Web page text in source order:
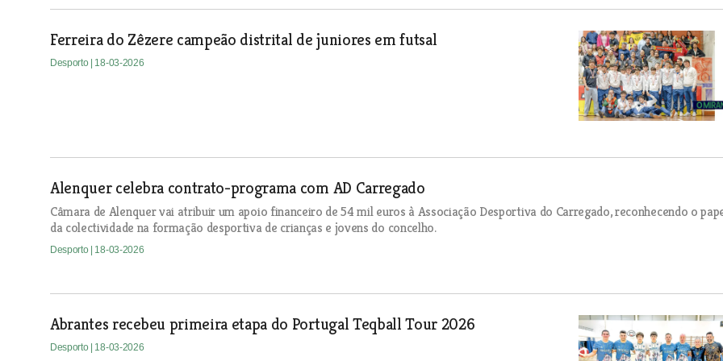
Ferreira do Zêzere campeão distrital de juniores em futsal
Desporto | 18-03-2026
Alenquer celebra contrato-programa com AD Carregado
Câmara de Alenquer vai atribuir um apoio financeiro de 54 mil euros à Associação Desportiva do Carregado, reconhecendo o
da colectividade na formação desportiva de crianças e jovens do concelho.
Desporto | 18-03-2026
Abrantes recebeu primeira etapa do Portugal Teqball Tour 2026
Desporto | 18-03-2026